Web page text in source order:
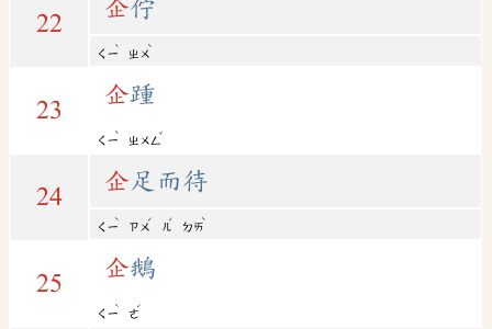
22
企佇
ㄑㄧ
ˋ
ㄓㄨ
ˋ
23
企踵
ㄑㄧ
ˋ
ㄓㄨㄥ
ˇ
24
企足而待
ㄑㄧ
ˋ
ㄗㄨ
ˊ
ㄦ
ˊ
ㄉㄞ
ˋ
25
企鵝
ㄑㄧ
ˋ
ㄜ
ˊ